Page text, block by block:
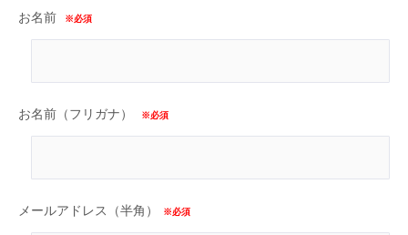
お名前 ※必須
お名前（フリガナ） ※必須
メールアドレス（半角） ※必須